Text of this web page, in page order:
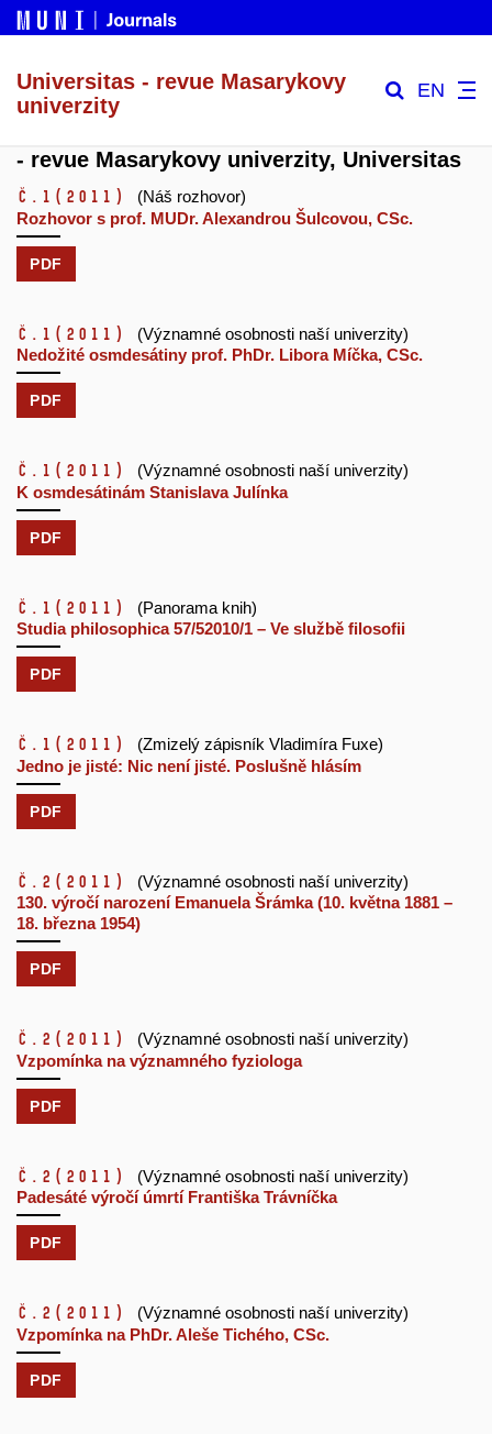
Universitas - revue Masarykovy
univerzity
EN
- revue Masarykovy univerzity, Universitas
č.1 (2011)
(Náš rozhovor)
Rozhovor s prof. MUDr. Alexandrou Šulcovou, CSc.
PDF
č.1 (2011)
(Významné osobnosti naší univerzity)
Nedožité osmdesátiny prof. PhDr. Libora Míčka, CSc.
PDF
č.1 (2011)
(Významné osobnosti naší univerzity)
K osmdesátinám Stanislava Julínka
PDF
č.1 (2011)
(Panorama knih)
Studia philosophica 57/52010/1 – Ve službě filosofii
PDF
č.1 (2011)
(Zmizelý zápisník Vladimíra Fuxe)
Jedno je jisté: Nic není jisté. Poslušně hlásím
PDF
č.2 (2011)
(Významné osobnosti naší univerzity)
130. výročí narození Emanuela Šrámka (10. května 1881 –
18. března 1954)
PDF
č.2 (2011)
(Významné osobnosti naší univerzity)
Vzpomínka na významného fyziologa
PDF
č.2 (2011)
(Významné osobnosti naší univerzity)
Padesáté výročí úmrtí Františka Trávníčka
PDF
č.2 (2011)
(Významné osobnosti naší univerzity)
Vzpomínka na PhDr. Aleše Tichého, CSc.
PDF